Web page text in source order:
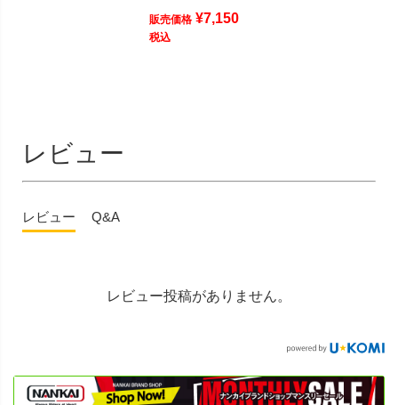
販売価格 ¥7,150
税込
レビュー
レビュー Q&A
レビュー投稿がありません。